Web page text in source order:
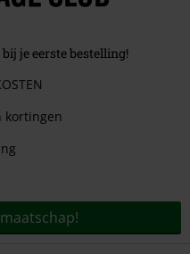
je eerste bestelling!
kortingen